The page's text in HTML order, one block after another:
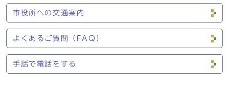
市役所への交通案内
よくあるご質問（FAQ）
手話で電話をする